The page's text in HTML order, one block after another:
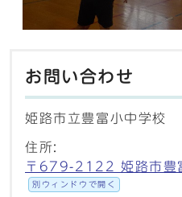
お問い合わせ
姫路市立豊富小中学校
住所:
〒679-2122 姫路市豊
別ウィンドウで開く